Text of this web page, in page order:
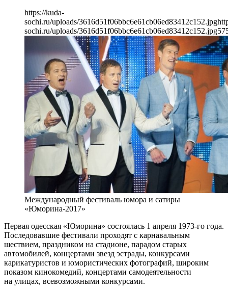
https://kuda-
sochi.ru/uploads/3616d51f06bbc6e61cb06ed83412c152.jpg
sochi.ru/uploads/3616d51f06bbc6e61cb06ed83412c152.jpg
Международный фестиваль юмора и сатиры
«Юморина-2017»
Первая одесская «Юморина» состоялась 1 апреля 1973-го года.
Последовавшие фестивали проходят с карнавальным
шествием, праздником на стадионе, парадом старых
автомобилей, концертами звезд эстрады, конкурсами
карикатуристов и юмористических фотографий, широким
показом кинокомедий, концертами самодеятельности
на улицах, всевозможными конкурсами.